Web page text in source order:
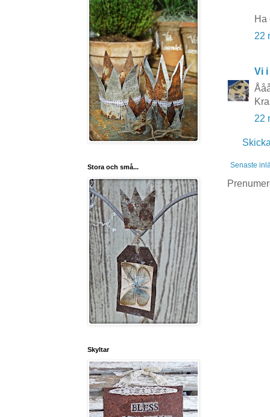
Ha
22
Vi
22
Senaste
Stora och små...
Skyltar